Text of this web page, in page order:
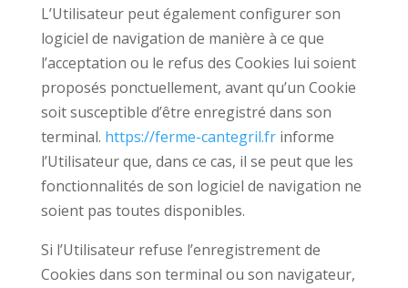
L’Utilisateur peut également configurer son
logiciel de navigation de manière à ce que
l’acceptation ou le refus des Cookies lui soient
proposés ponctuellement, avant qu’un Cookie
soit susceptible d’être enregistré dans son
terminal. https://ferme-cantegril.frinforme
l’Utilisateur que, dans ce cas, il se peut que les
fonctionnalités de son logiciel de navigation ne
soient pas toutes disponibles.
Si l’Utilisateur refuse l’enregistrement de
Cookies dans son terminal ou son navigateur,